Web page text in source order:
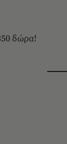
δώρα!